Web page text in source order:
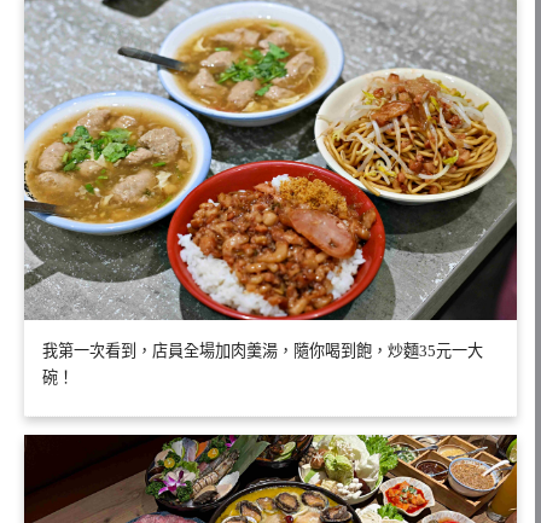
我第一次看到，店員全場加肉羹湯，隨你喝到飽，炒麵35元一大
碗！